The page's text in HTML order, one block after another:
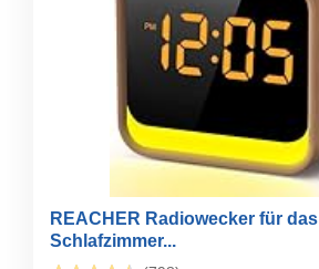
REACHER Radiowecker für das
Schlafzimmer...